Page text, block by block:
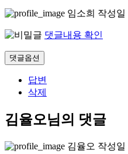
임소희 작성일
댓글내용 확인
댓글옵션
답변
삭제
김율오님의 댓글
김율오 작성일